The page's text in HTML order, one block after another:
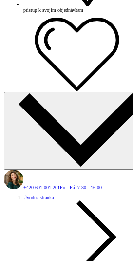
prístup k svojim objednávkam
+420 601 001 201Po - Pá: 7:30 - 16:00
Úvodná stránka